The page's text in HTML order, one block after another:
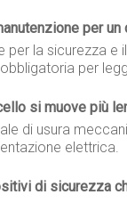
per un
per la sicurezza e
per
si muove più
di usura
elettrica.
di sicurezza